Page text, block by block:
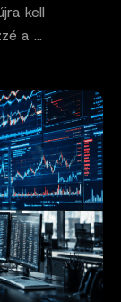
kell
a ...